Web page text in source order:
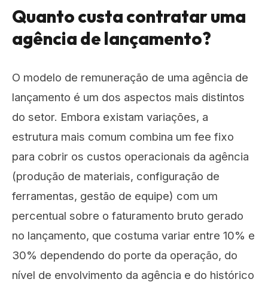
Quanto custa contratar uma
agência de lançamento?
O modelo de remuneração de uma agência de
lançamento é um dos aspectos mais distintos
do setor. Embora existam variações, a
estrutura mais comum combina um fee fixo
para cobrir os custos operacionais da agência
(produção de materiais, configuração de
ferramentas, gestão de equipe) com um
percentual sobre o faturamento bruto gerado
no lançamento, que costuma variar entre 10% e
30% dependendo do porte da operação, do
nível de envolvimento da agência e do histórico